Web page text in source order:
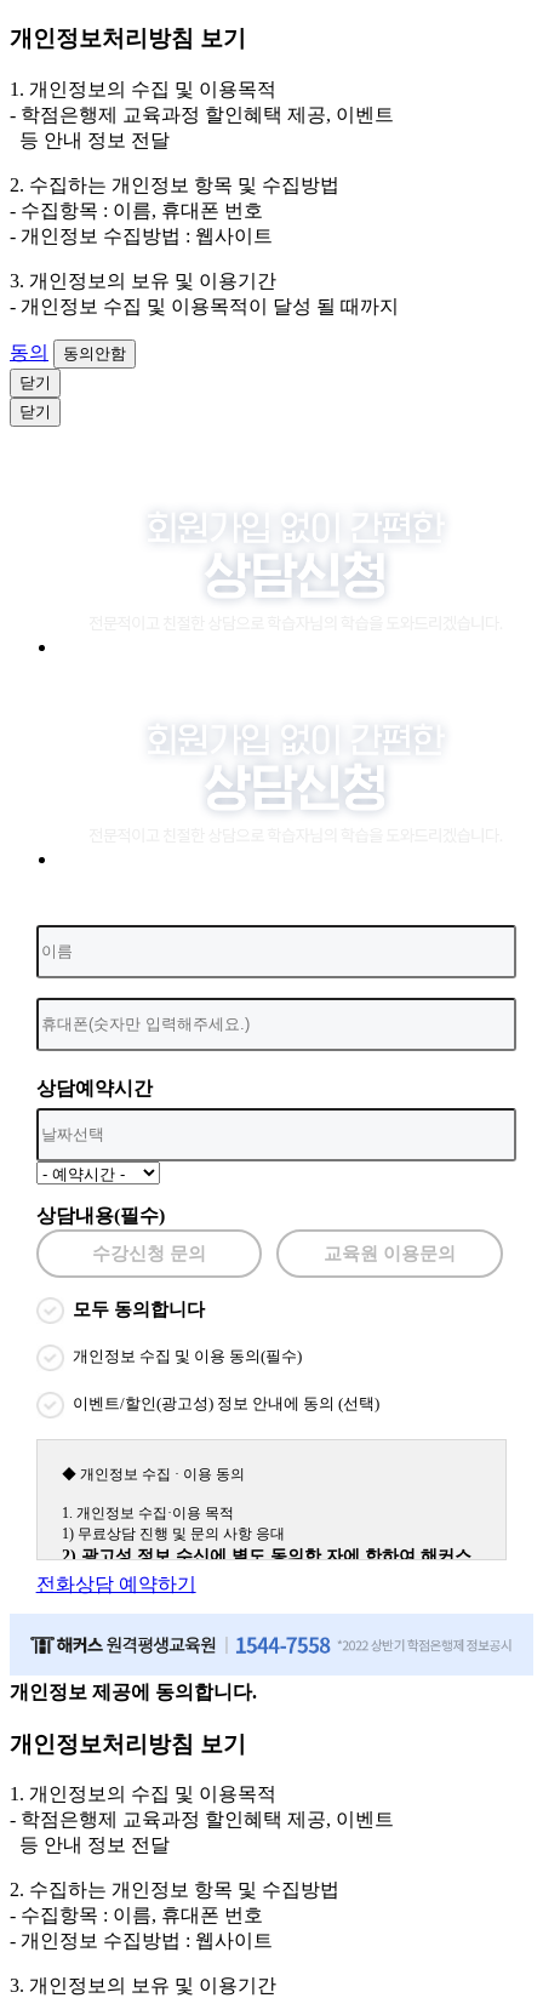
3. 개인정보 보유/이용 기간: 법령상 정하는 경우를 제
외하고는 회원탈퇴 시까지 이용 및 보관합니다. 단, 비회
원이거나 상담 시로부터 3년 이내 탈퇴하는 자의 경우,
소비자 불만 또는 분쟁처리를 위해 3년간 보관합니다.
의 경우에는 상담 신청이 제한됩니다.
개인정보처리방침 보기
1. 개인정보의 수집 및 이용목적
- 학점은행제 교육과정 할인혜택 제공, 이벤트
등 안내 정보 전달
2. 수집하는 개인정보 항목 및 수집방법
- 수집항목 : 이름, 휴대폰 번호
- 개인정보 수집방법 : 웹사이트
3. 개인정보의 보유 및 이용기간
- 개인정보 수집 및 이용목적이 달성 될 때까지
동의
동의안함
닫기
닫기
상담예약시간
상담내용(필수)
수강신청 문의 교육원 이용문의
모두 동의합니다
개인정보 수집 및 이용 동의(필수)
이벤트/할인(광고성) 정보 안내에 동의 (선택)
◆ 개인정보 수집 · 이용 동의
1. 개인정보 수집·이용 목적
1) 무료상담 진행 및 문의 사항 응대
2) 광고성 정보 수신에 별도 동의한 자에 한하여 해커스
원격평생교육원을 비롯한 해커스 교육그룹의 새로운 서
(해커스교육그룹: 해커스인강, 해커스프랩, 해커스톡, 해커스중국
원, 해커스경찰, 해커스소방, 해커스공인중개사, 해커스주택관리
사, 해커스편입 등)
2. 개인정보 수집·이용 항목: 이름, 휴대폰번호
3. 개인정보 보유/이용 기간: 법령상 정하는 경우를 제외
하고는 회원탈퇴 시까지 이용 및 보관합니다. 단, 비회원
이거나 상담 시로부터 3년 이내 탈퇴하는 자의 경우, 소
비자 불만 또는 분쟁처리를 위해 3년간 보관합니다.
4. 신청자는 개인정보 수집·이용을 거부할 수 있습니다. 단, 거부의
경우에는 상담 신청이 제한됩니다.
전화상담 예약하기
개인정보 제공에 동의합니다.
개인정보처리방침 보기
1. 개인정보의 수집 및 이용목적
- 학점은행제 교육과정 할인혜택 제공, 이벤트
등 안내 정보 전달
2. 수집하는 개인정보 항목 및 수집방법
- 수집항목 : 이름, 휴대폰 번호
- 개인정보 수집방법 : 웹사이트
3. 개인정보의 보유 및 이용기간